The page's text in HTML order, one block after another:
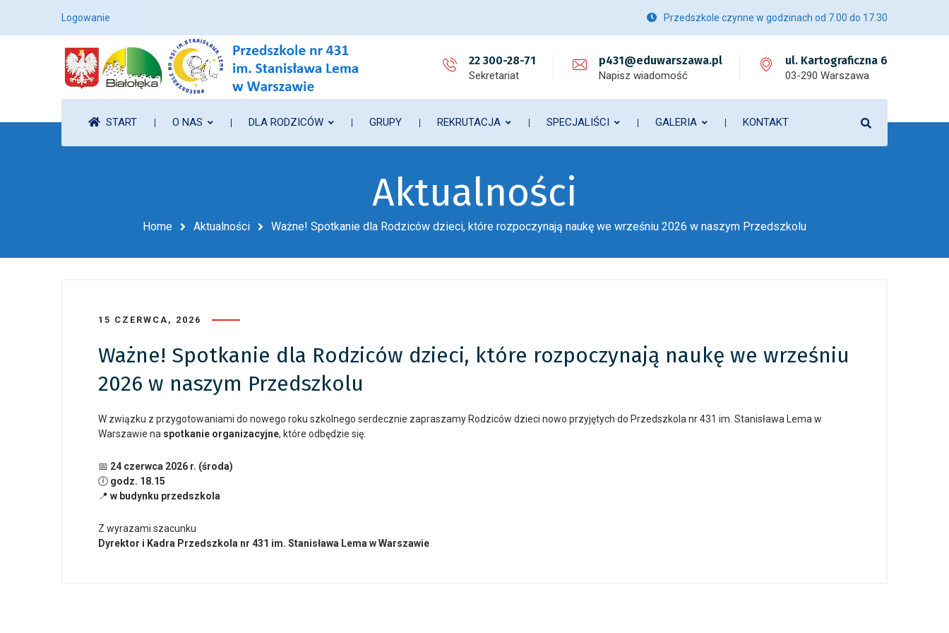
Logowanie Przedszkole czynne w godzinach od 7.00 do 17.30
22 300-28-71
Sekretariat
p431@eduwarszawa.pl
Napisz wiadomość
ul. Kartograficzna 6
03-290 Warszawa
START O NAS DLA RODZICÓW GRUPY REKRUTACJA SPECJALIŚCI GALERIA KONTAKT
Aktualności
Home Aktualności Ważne! Spotkanie dla Rodziców dzieci, które rozpoczynają naukę we wrześniu 2026 w naszym Przedszkolu
15 CZERWCA, 2026
Ważne! Spotkanie dla Rodziców dzieci, które rozpoczynają naukę we wrześniu
2026 w naszym Przedszkolu
W związku z przygotowaniami do nowego roku szkolnego serdecznie zapraszamy Rodziców dzieci nowo przyjętych do Przedszkola nr 431 im. Stanisława Lema w
Warszawie na spotkanie organizacyjne, które odbędzie się:
📅 24 czerwca 2026 r. (środa)
🕕 godz. 18.15
📍 w budynku przedszkola
Z wyrazami szacunku
Dyrektor i Kadra Przedszkola nr 431 im. Stanisława Lema w Warszawie